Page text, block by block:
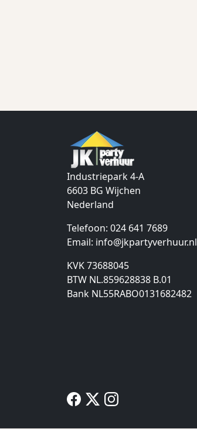
Industriepark 4-A
6603 BG Wijchen
Nederland
Telefoon: 024 641 7689
Email: info@jkpartyverhuur.nl
KVK 73688045
BTW NL.859628838 B.01
Bank NL55RABO0131682482